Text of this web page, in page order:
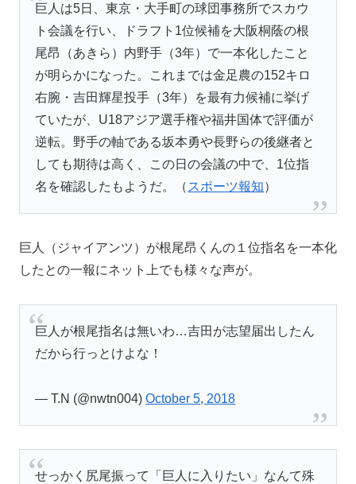
巨人は5日、東京・大手町の球団事務所でスカウ
ト会議を行い、ドラフト1位候補を大阪桐蔭の根
尾昂（あきら）内野手（3年）で一本化したこと
が明らかになった。これまでは金足農の152キロ
右腕・吉田輝星投手（3年）を最有力候補に挙げ
ていたが、U18アジア選手権や福井国体で評価が
逆転。野手の軸である坂本勇や長野らの後継者と
しても期待は高く、この日の会議の中で、1位指
名を確認したもようだ。（ スポーツ報知）
巨人（ジャイアンツ）が根尾昂くんの１位指名を一本化
したとの一報にネット上でも様々な声が。
巨人が根尾指名は無いわ…吉田が志望届出したん
だから行っとけよな！
— T.N (@nwtn004)October 5, 2018
せっかく尻尾振って「巨人に入りたい」なんて殊